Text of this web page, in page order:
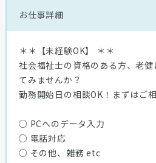
お仕事詳細
＊＊【未経験OK】 ＊＊
社会福祉士の資格のある方、老
てみませんか？
勤務開始日の相談OK！まずはご
○ PCへのデータ入力
○ 電話対応
○ その他、雑務 etc